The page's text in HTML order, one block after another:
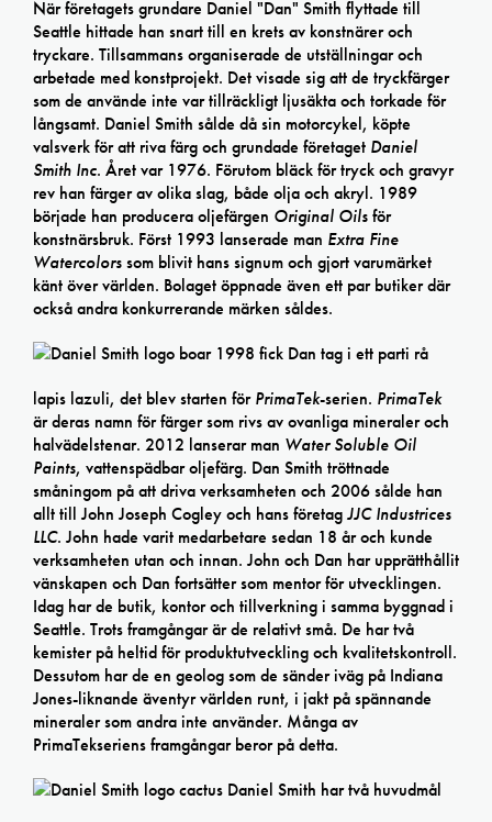
När företagets grundare Daniel "Dan" Smith flyttade till
Seattle hittade han snart till en krets av konstnärer och
tryckare. Tillsammans organiserade de utställningar och
arbetade med konstprojekt. Det visade sig att de tryckfärger
som de använde inte var tillräckligt ljusäkta och torkade för
långsamt. Daniel Smith sålde då sin motorcykel, köpte
valsverk för att riva färg och grundade företaget Daniel
Smith Inc. Året var 1976. Förutom bläck för tryck och gravyr
rev han färger av olika slag, både olja och akryl. 1989
började han producera oljefärgen Original Oilsför
konstnärsbruk. Först 1993 lanserade man Extra Fine
Watercolorssom blivit hans signum och gjort varumärket
känt över världen. Bolaget öppnade även ett par butiker där
också andra konkurrerande märken såldes.
1998 fick Dan tag i ett parti rå
lapis lazuli, det blev starten förPrimaTek-serien. PrimaTek
är deras namn för färger som rivs av ovanliga mineraler och
halvädelstenar. 2012 lanserar man Water Soluble Oil
Paints, vattenspädbar oljefärg. Dan Smith tröttnade
småningom på att driva verksamheten och 2006 sålde han
allt till John Joseph Cogley och hans företagJJC Industrices
LLC. John hade varit medarbetare sedan 18 år och kunde
verksamheten utan och innan. John och Dan har upprätthållit
vänskapen och Dan fortsätter som mentor för utvecklingen.
Idag har de butik, kontor och tillverkning i samma byggnad i
Seattle. Trots framgångar är de relativt små. De har två
kemister på heltid för produktutveckling och kvalitetskontroll.
Dessutom har de en geolog som de sänder iväg på Indiana
Jones-liknande äventyr världen runt, i jakt på spännande
mineraler som andra inte använder. Många av
PrimaTekseriens framgångar beror på detta.
Daniel Smith har två huvudmål